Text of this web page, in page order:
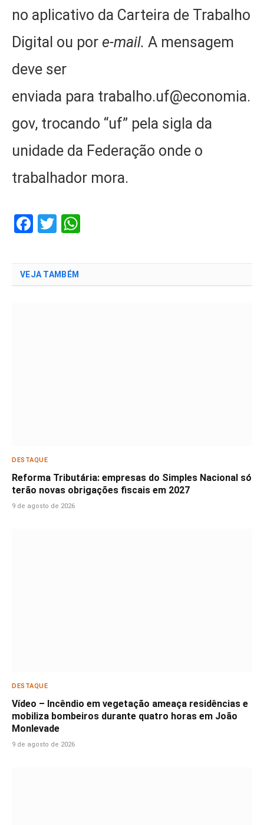
no aplicativo da Carteira de Trabalho
Digital ou por e-mail. A mensagem
deve ser
enviada para trabalho.uf@economia.
gov, trocando “uf” pela sigla da
unidade da Federação onde o
trabalhador mora.
Facebook
Twitter
VEJA TAMBÉM
DESTAQUE
Reforma Tributária: empresas do Simples Nacional só
terão novas obrigações fiscais em 2027
9 de agosto de 2026
DESTAQUE
Vídeo – Incêndio em vegetação ameaça residências e
mobiliza bombeiros durante quatro horas em João
Monlevade
9 de agosto de 2026